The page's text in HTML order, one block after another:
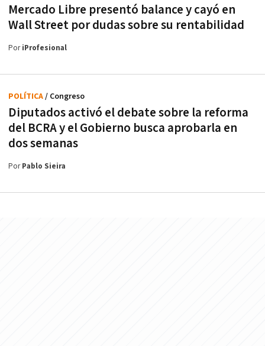
Mercado Libre presentó balance y cayó en
Wall Street por dudas sobre su rentabilidad
PoriProfesional
Diputados activó el debate sobre la reforma
del BCRA y el Gobierno busca aprobarla en
dos semanas
POLÍTICA/ Congreso
PorPablo Sieira